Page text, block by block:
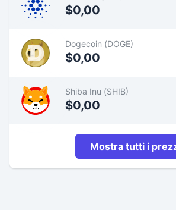
$0,00
Dogecoin (DOGE)
$0,00
Shiba Inu (SHIB)
$0,00
Mostra tutti i